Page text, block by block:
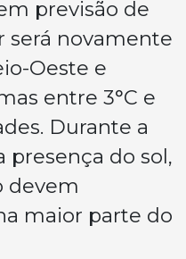
previsão de
será novamente
Oeste e
entre 3°C e
Durante a
do sol,
devem
maior parte do